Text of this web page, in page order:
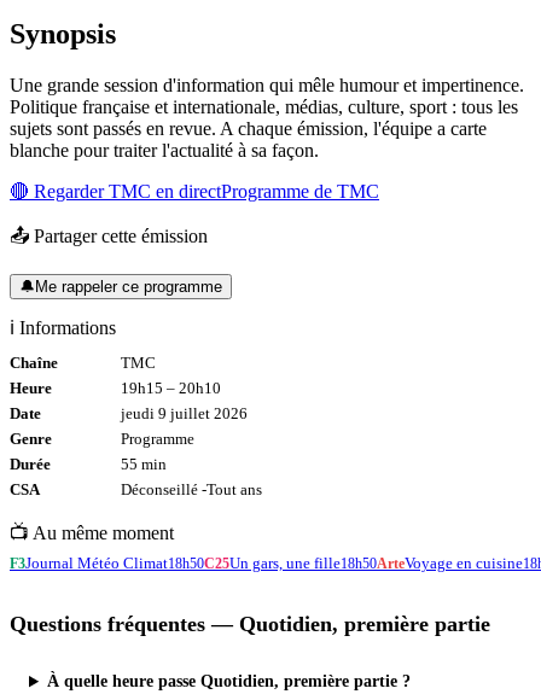
Synopsis
Une grande session d'information qui mêle humour et impertinence.
Politique française et internationale, médias, culture, sport : tous les
sujets sont passés en revue. A chaque émission, l'équipe a carte
blanche pour traiter l'actualité à sa façon.
🔴 RegarderTMC en directProgramme de TMC
📤 Partager cette émission
🔔Me rappeler ce programme
ℹ️ Informations
Chaîne
TMC
Heure
19h15 – 20h10
Date
jeudi 9 juillet 2026
Genre
Programme
Durée
55 min
CSA
Déconseillé -Tout ans
📺 Au même moment
F3Journal Météo Climat18h50C25Un gars, une fille18h50ArteVoyage en cuisine
Questions fréquentes — Quotidien, première partie
À quelle heure passe Quotidien, première partie ?